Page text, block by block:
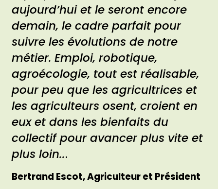
aujourd’hui et le seront encore
demain, le cadre parfait pour
suivre les évolutions de notre
métier. Emploi, robotique,
agroécologie, tout est réalisable,
pour peu que les agricultrices et
les agriculteurs osent, croient en
eux et dans les bienfaits du
collectif pour avancer plus vite et
plus loin...
Bertrand Escot, Agriculteur et Président